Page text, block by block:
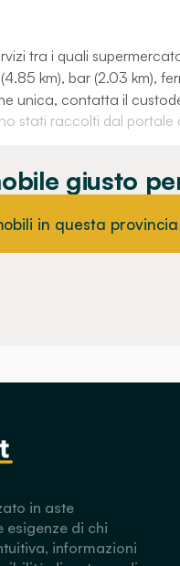
tra i quali
km), bar (2.03 km),
unica, contatta il
stati raccolti dal portale
giusto
in questa provincia
in aste
di chi
informazioni